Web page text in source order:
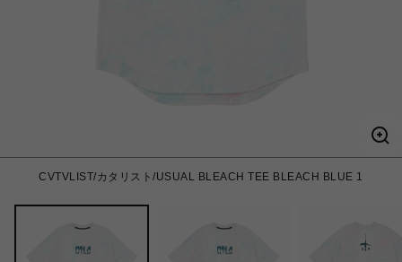
CVTVLIST/カタリスト/USUAL BLEACH TEE BLEACH BLUE 1